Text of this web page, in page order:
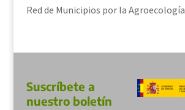
Red de Municipios por la Agroecología
Suscríbete a
nuestro boletín